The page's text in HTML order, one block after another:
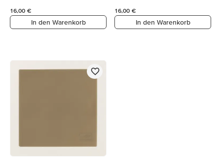
16,00 €
In den Warenkorb
16,00 €
In den Warenkorb